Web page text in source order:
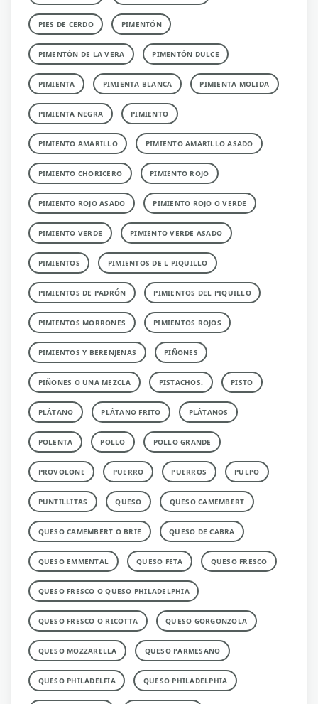
PIES DE CERDO PIMENTÓN
PIMENTÓN DE LA VERA PIMENTÓN DULCE
PIMIENTA PIMIENTA BLANCA PIMIENTA MOLIDA
PIMIENTA NEGRA PIMIENTO
PIMIENTO AMARILLO PIMIENTO AMARILLO ASADO
PIMIENTO CHORICERO PIMIENTO ROJO
PIMIENTO ROJO ASADO PIMIENTO ROJO O VERDE
PIMIENTO VERDE PIMIENTO VERDE ASADO
PIMIENTOS PIMIENTOS DE L PIQUILLO
PIMIENTOS DE PADRÓN PIMIENTOS DEL PIQUILLO
PIMIENTOS MORRONES PIMIENTOS ROJOS
PIMIENTOS Y BERENJENAS PIÑONES
PIÑONES O UNA MEZCLA PISTACHOS. PISTO
PLÁTANO PLÁTANO FRITO PLÁTANOS
POLENTA POLLO POLLO GRANDE
PROVOLONE PUERRO PUERROS PULPO
PUNTILLITAS QUESO QUESO CAMEMBERT
QUESO CAMEMBERT O BRIE QUESO DE CABRA
QUESO EMMENTAL QUESO FETA QUESO FRESCO
QUESO FRESCO O QUESO PHILADELPHIA
QUESO FRESCO O RICOTTA QUESO GORGONZOLA
QUESO MOZZARELLA QUESO PARMESANO
QUESO PHILADELFIA QUESO PHILADELPHIA